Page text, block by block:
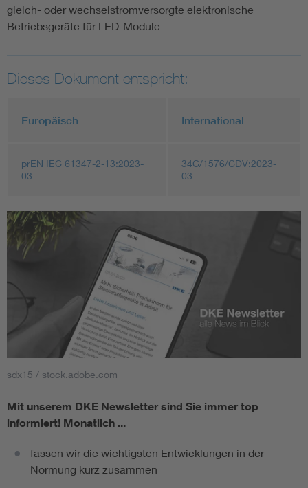
gleich- oder wechselstromversorgte elektronische
Betriebsgeräte für LED-Module
Dieses Dokument entspricht:
Europäisch International
prEN IEC 61347-2-13:2023-
03
34C/1576/CDV:2023-
03
sdx15 / stock.adobe.com
Mit unserem DKE Newsletter sind Sie immer top
informiert! Monatlich ...
fassen wir die wichtigsten Entwicklungen in der
Normung kurz zusammen